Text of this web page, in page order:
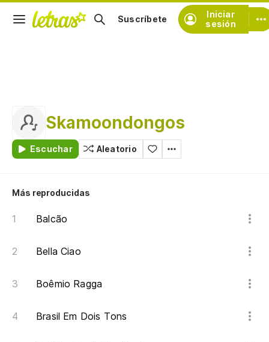
Iniciar
sesión
Suscríbete
Skamoondongos
Escuchar Aleatorio
Más reproducidas
Balcão
Bella Ciao
Boêmio Ragga
Brasil Em Dois Tons